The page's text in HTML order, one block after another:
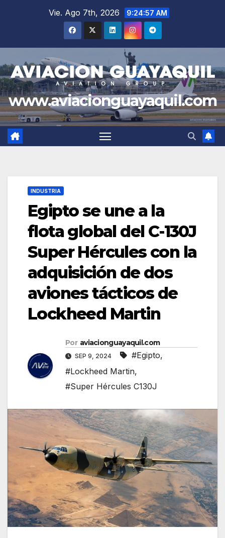
Vie. Ago 7th, 2026 9:24:58 AM
www.aviacionguayaquil.com
INDUSTRIA
Egipto se une a la
flota global del C-130J
Super Hércules con la
adquisición de dos
aviones tácticos de
Lockheed Martin
Por aviacionguayaquil.com
SEP 9, 2024 #Egipto,
#Lockheed Martin,
#Super Hércules C130J